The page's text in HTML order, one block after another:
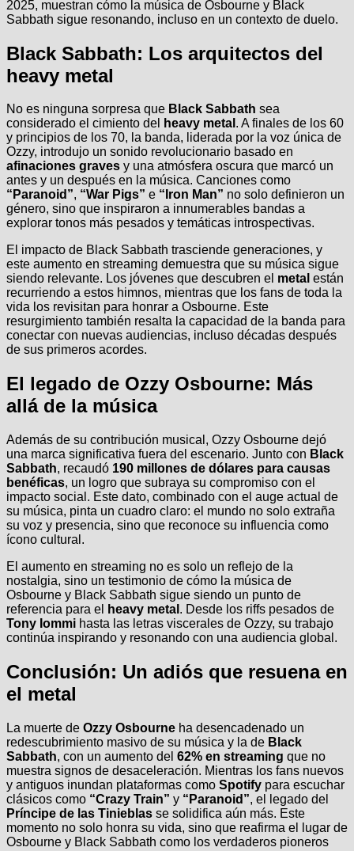
2025, muestran cómo la música de Osbourne y Black
Sabbath sigue resonando, incluso en un contexto de duelo.
Black Sabbath: Los arquitectos del
heavy metal
No es ninguna sorpresa que Black Sabbath sea
considerado el cimiento del
heavy metal . A finales de los 60
y principios de los 70, la banda, liderada por la voz única de
Ozzy, introdujo un sonido revolucionario basado en
afinaciones graves y una atmósfera oscura que marcó un
antes y un después en la música. Canciones como
“Paranoid”, “War Pigs” e “Iron Man” no solo definieron un
género, sino que inspiraron a innumerables bandas a
explorar tonos más pesados y temáticas introspectivas.
El impacto de Black Sabbath trasciende generaciones, y
este aumento en streaming demuestra que su música sigue
siendo relevante. Los jóvenes que descubren el metal están
recurriendo a estos himnos, mientras que los fans de toda la
vida los revisitan para honrar a Osbourne. Este
resurgimiento también resalta la capacidad de la banda para
conectar con nuevas audiencias, incluso décadas después
de sus primeros acordes.
El legado de Ozzy Osbourne: Más
allá de la música
Además de su contribución musical, Ozzy Osbourne dejó
una marca significativa fuera del escenario. Junto con Black
Sabbath, recaudó 190 millones de dólares para causas
benéficas, un logro que subraya su compromiso con el
impacto social. Este dato, combinado con el auge actual de
su música, pinta un cuadro claro: el mundo no solo extraña
su voz y presencia, sino que reconoce su influencia como
ícono cultural.
El aumento en streaming no es solo un reflejo de la
nostalgia, sino un testimonio de cómo la música de
Osbourne y Black Sabbath sigue siendo un punto de
referencia para el
heavy metal . Desde los riffs pesados de
Tony Iommi hasta las letras viscerales de Ozzy, su trabajo
continúa inspirando y resonando con una audiencia global.
Conclusión: Un adiós que resuena en
el metal
La muerte de Ozzy Osbourne ha desencadenado un
redescubrimiento masivo de su música y la de Black
Sabbath, con un aumento del 62% en streaming que no
muestra signos de desaceleración. Mientras los fans nuevos
y antiguos inundan plataformas como Spotify para escuchar
clásicos como “Crazy Train” y “Paranoid”, el legado del
Príncipe de las Tinieblas se solidifica aún más. Este
momento no solo honra su vida, sino que reafirma el lugar de
Osbourne y Black Sabbath como los verdaderos pioneros